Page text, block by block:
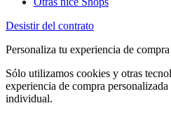
Desistir del contrato
Personaliza tu experiencia de compra
Sólo utilizamos cookies y otras
experiencia de compra
individual.